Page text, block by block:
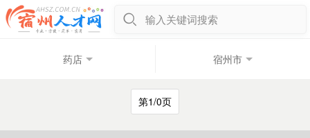
输入关键词搜索
药店 宿州市
第1/0页